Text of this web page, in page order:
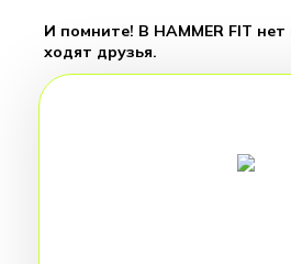
И помните! В HAMMER FIT
ходят друзья.